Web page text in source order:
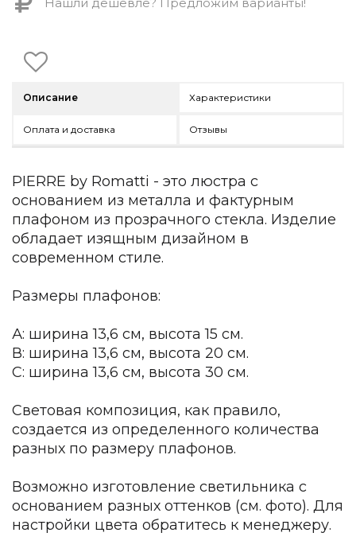
Детская мебель
Коллекции
ROOM — Modern
ARTOPIA — Mid-Century
Подбор, производство и комплектация по вашему
Декор
По типу
Предметы интерьера
Вентиляторы
Ковры
Зеленые стены
Дизайнерские кальяны
Сантехника и инженерия
Дизайнерские ванны
Отделка и ремонт
Стены
Описание Характеристики
Оплата и доставка Отзывы
PIERRE by Romatti - это люстра с
основанием из металла и фактурным
плафоном из прозрачного стекла. Изделие
обладает изящным дизайном в
современном стиле.
Размеры плафонов:
А: ширина 13,6 см, высота 15 см.
В: ширина 13,6 см, высота 20 см.
С: ширина 13,6 см, высота 30 см.
Световая композиция, как правило,
создается из определенного количества
разных по размеру плафонов.
Возможно изготовление светильника с
основанием разных оттенков (см. фото). Для
настройки цвета обратитесь к менеджеру.